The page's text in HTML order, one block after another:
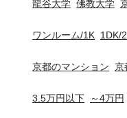
龍谷大学 佛教大学
ワンルーム/1K 1DK/
京都のマンション 京
3.5万円以下 ～4万円